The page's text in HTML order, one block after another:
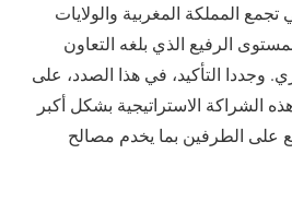
تجمع المملكة المغربية والولايات
الرفيع الذي بلغه التعاون
وجددا التأكيد، في هذا الصدد، على
الشراكة الاستراتيجية بشكل أكبر
على الطرفين بما يخدم مصالح